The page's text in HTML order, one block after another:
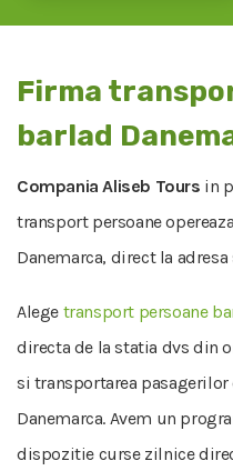
Firma
barlad
Compania Aliseb Tours in
transport persoane
Danemarca, direct la
Alege transport persoane
directa de la statia dvs din
si transportarea
Danemarca. Avem un
dispozitie curse zilnice